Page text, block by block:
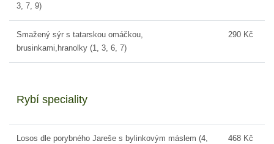
3, 7, 9)
Smažený sýr s tatarskou omáčkou,
brusinkami,hranolky (1, 3, 6, 7)
290 Kč
Rybí speciality
Losos dle porybného Jareše s bylinkovým máslem (4,
468 Kč